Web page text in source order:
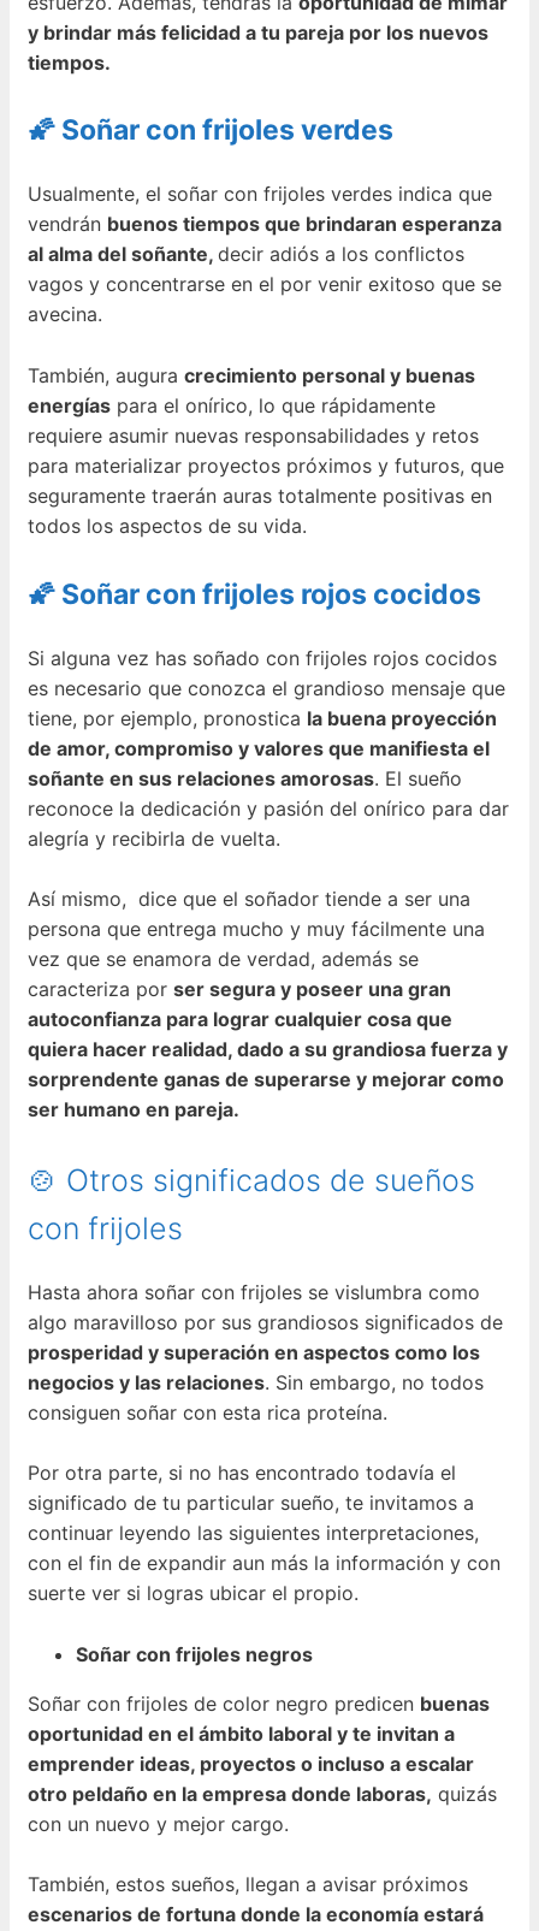
y brindar más felicidad a tu pareja por los nuevos
tiempos.
🌠 Soñar con frijoles verdes
Usualmente, el soñar con frijoles verdes indica que
vendrán buenos tiempos que brindaran esperanza
al alma del soñante, decir adiós a los conflictos
vagos y concentrarse en el por venir exitoso que se
avecina.
También, augura crecimiento personal y buenas
energías para el onírico, lo que rápidamente
requiere asumir nuevas responsabilidades y retos
para materializar proyectos próximos y futuros, que
seguramente traerán auras totalmente positivas en
todos los aspectos de su vida.
🌠 Soñar con frijoles rojos cocidos
Si alguna vez has soñado con frijoles rojos cocidos
es necesario que conozca el grandioso mensaje que
tiene, por ejemplo, pronostica la buena proyección
de amor, compromiso y valores que manifiesta el
soñante en sus relaciones amorosas. El sueño
reconoce la dedicación y pasión del onírico para dar
alegría y recibirla de vuelta.
Así mismo, dice que el soñador tiende a ser una
persona que entrega mucho y muy fácilmente una
vez que se enamora de verdad, además se
caracteriza por ser segura y poseer una gran
autoconfianza para lograr cualquier cosa que
quiera hacer realidad, dado a su grandiosa fuerza y
sorprendente ganas de superarse y mejorar como
ser humano en pareja.
🍲 Otros significados de sueños
con frijoles
Hasta ahora soñar con frijoles se vislumbra como
algo maravilloso por sus grandiosos significados de
prosperidad y superación en aspectos como los
negocios y las relaciones. Sin embargo, no todos
consiguen soñar con esta rica proteína.
Por otra parte, si no has encontrado todavía el
significado de tu particular sueño, te invitamos a
continuar leyendo las siguientes interpretaciones,
con el fin de expandir aun más la información y con
suerte ver si logras ubicar el propio.
Soñar con frijoles negros
Soñar con frijoles de color negro predicen buenas
oportunidad en el ámbito laboral y te invitan a
emprender ideas, proyectos o incluso a escalar
otro peldaño en la empresa donde laboras, quizás
con un nuevo y mejor cargo.
También, estos sueños, llegan a avisar próximos
escenarios de fortuna donde la economía estará